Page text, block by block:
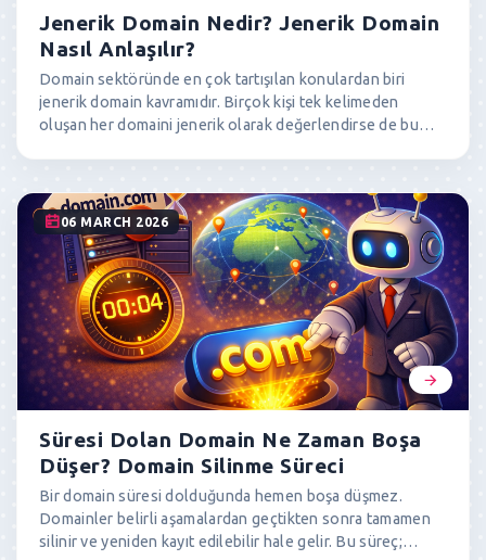
dijipay.com$7,000
mavitik.com$3,500
lokmanefendi.com $2,500
kobigo.com$5,000
kamurehber.com$1,750
Jenerik Domain Nedir? Jenerik Domain
Nasıl Anlaşılır?
Domain sektöründe en çok tartışılan konulardan biri
jenerik domain kavramıdır. Birçok kişi tek kelimeden
oluşan her domaini jenerik olarak değerlendirse de bu
genellikle ek almamış kök kelimelerden oluşur. Bu yazıda
jenerik domainin ne olduğunu, hangi domainlerin
gerçekten jenerik sayıldığını ve bu konuda yapılan yaygın
hataları örneklerle açıklıyoruz.
06 MARCH 2026
Süresi Dolan Domain Ne Zaman Boşa
Düşer? Domain Silinme Süreci
Bir domain süresi dolduğunda hemen boşa düşmez.
Domainler belirli aşamalardan geçtikten sonra tamamen
silinir ve yeniden kayıt edilebilir hale gelir. Bu süreç;